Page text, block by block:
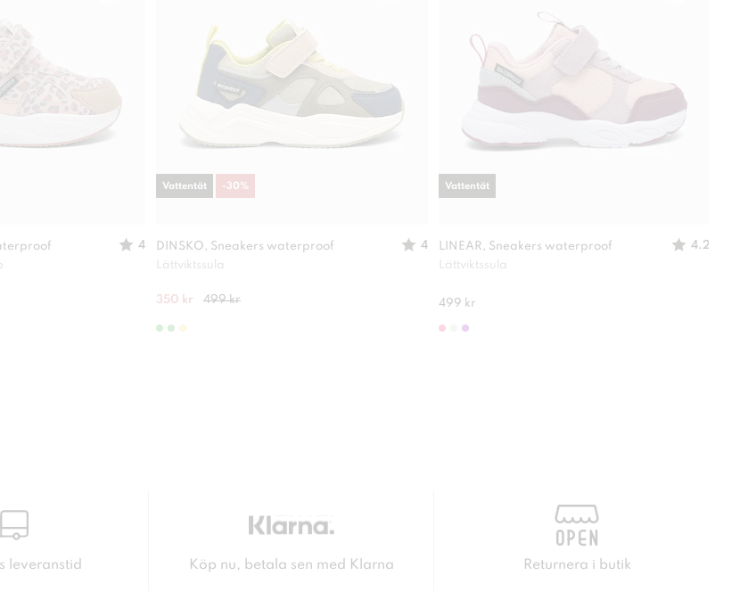
4
DINSKO, Sneakers waterproof
4
Lättviktssula
350 kr 499 kr
Vattentät -30%
LINEAR, Sneakers waterproof
4.2
Lättviktssula
499 kr
Vattentät
leveranstid Köp nu, betala sen med Klarna Returnera i butik